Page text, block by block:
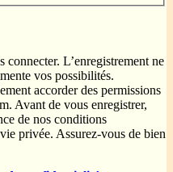
connecter. L’enregistrement ne
vos possibilités.
accorder des permissions
Avant de vous enregistrer,
de nos conditions
privée. Assurez-vous de bien